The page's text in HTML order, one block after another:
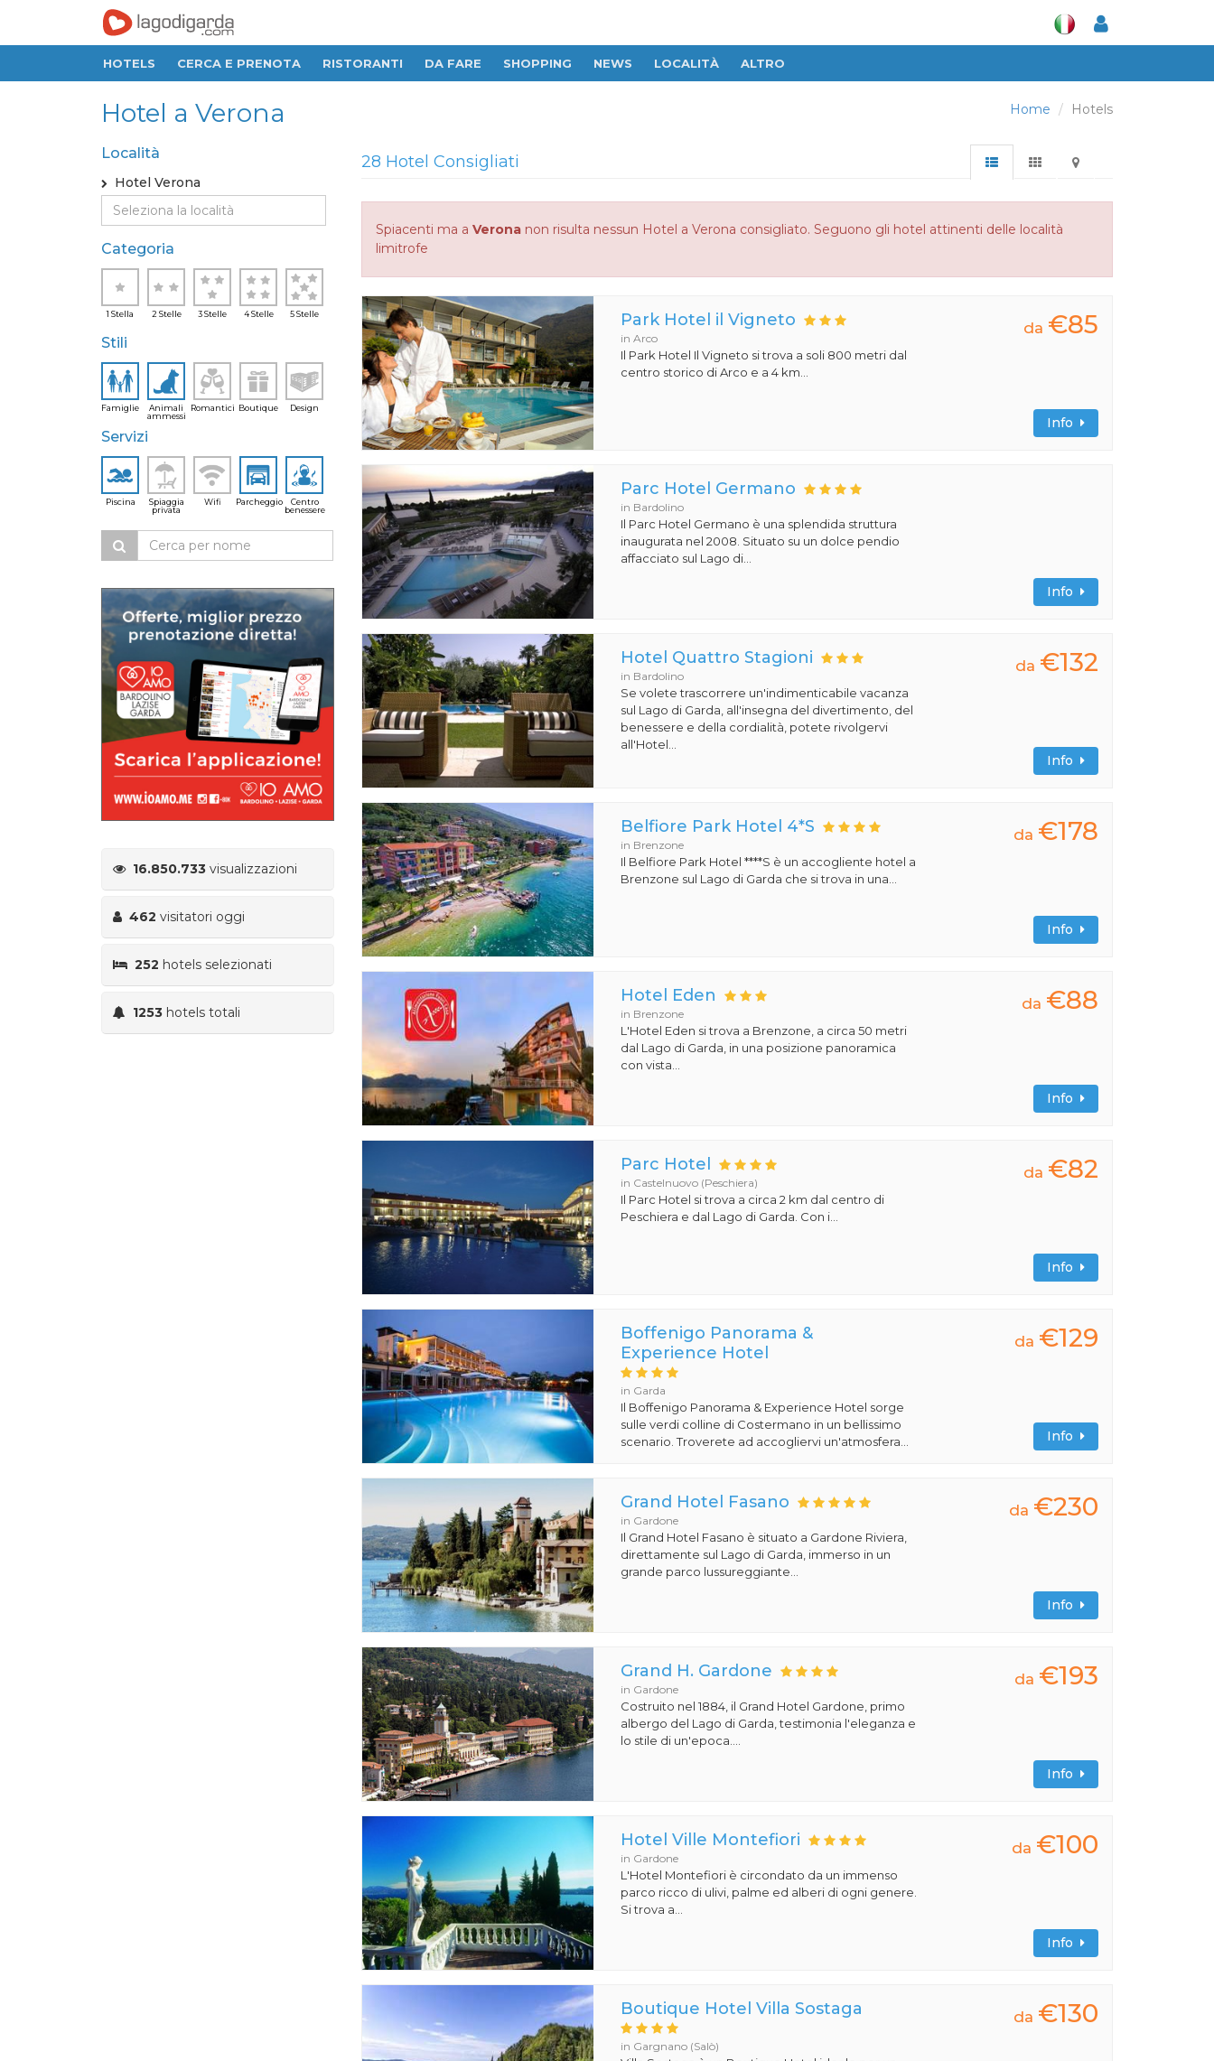
HOTELS CERCA E PRENOTA RISTORANTI DA FARE SHOPPING NEWS LOCALITÀ ALTRO
Home Hotels
Hotel a Verona
Località
Hotel Verona
Categoria
1 Stella 2 Stelle 3 Stelle 4 Stelle 5 Stelle
Stili
Famiglie
Animali
ammessi
Romantici Boutique Design
Servizi
Piscina
Spiaggia
privata
Wifi Parcheggio
Centro
benessere
16.850.733 visualizzazioni
462 visitatori oggi
252 hotels selezionati
1253 hotels totali
28 Hotel Consigliati
Spiacenti ma a Veronanon risulta nessun Hotel a Verona consigliato. Seguono gli hotel attinenti delle località
limitrofe
Park Hotel il Vigneto
in Arco
Il Park Hotel Il Vigneto si trova a soli 800 metri dal
centro storico di Arco e a 4 km...
da €85
Info
Parc Hotel Germano
in Bardolino
Il Parc Hotel Germano è una splendida struttura
inaugurata nel 2008. Situato su un dolce pendio
affacciato sul Lago di...
Info
Hotel Quattro Stagioni
in Bardolino
Se volete trascorrere un'indimenticabile vacanza
sul Lago di Garda, all'insegna del divertimento, del
benessere e della cordialità, potete rivolgervi
all'Hotel...
da €132
Info
Belfiore Park Hotel 4*S
in Brenzone
Il Belfiore Park Hotel ****S è un accogliente hotel a
Brenzone sul Lago di Garda che si trova in una...
da €178
Info
Hotel Eden
in Brenzone
L'Hotel Eden si trova a Brenzone, a circa 50 metri
dal Lago di Garda, in una posizione panoramica
con vista...
da €88
Info
Parc Hotel
in Castelnuovo (Peschiera)
Il Parc Hotel si trova a circa 2 km dal centro di
Peschiera e dal Lago di Garda. Con i...
da €82
Info
Boffenigo Panorama &
Experience Hotel
in Garda
Il Boffenigo Panorama & Experience Hotel sorge
sulle verdi colline di Costermano in un bellissimo
scenario. Troverete ad accogliervi un'atmosfera...
da €129
Info
Grand Hotel Fasano
in Gardone
Il Grand Hotel Fasano è situato a Gardone Riviera,
direttamente sul Lago di Garda, immerso in un
grande parco lussureggiante...
da €230
Info
Grand H. Gardone
in Gardone
Costruito nel 1884, il Grand Hotel Gardone, primo
albergo del Lago di Garda, testimonia l'eleganza e
lo stile di un'epoca....
da €193
Info
Hotel Ville Montefiori
in Gardone
L'Hotel Montefiori è circondato da un immenso
parco ricco di ulivi, palme ed alberi di ogni genere.
Si trova a...
da €100
Info
Boutique Hotel Villa Sostaga
in Gargnano (Salò)
da €130